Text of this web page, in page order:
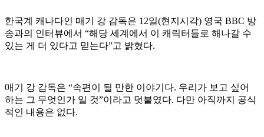
한국계 캐나다인 매기 강 감독은 12일(현지시각) 영국 BBC 방
송과의 인터뷰에서 “해당 세계에서 이 캐릭터들로 해나갈 수
있는 게 더 있다고 믿는다”고 밝혔다.
매기 강 감독은 “속편이 될 만한 이야기다. 우리가 보고 싶어
하는 그 무엇인가 일 것”이라고 덧붙였다. 다만 아직까지 공식
적인 내용은 없다.